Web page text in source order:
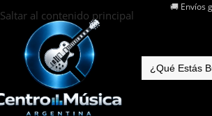
Saltar al contenido principal
🚚 Envíos